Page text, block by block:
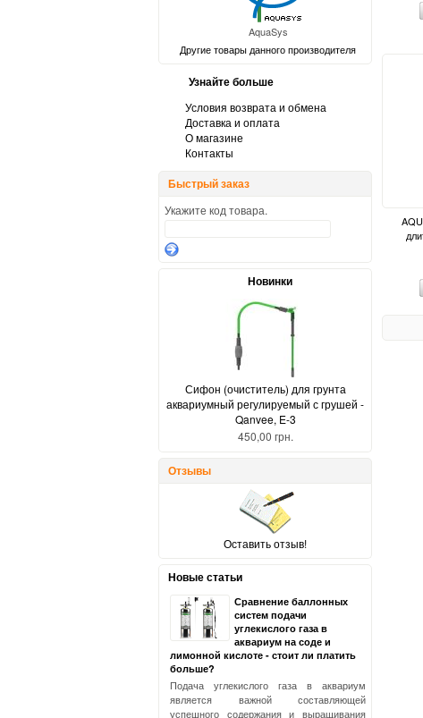
AquaSys
Другие товары данного производителя
Узнайте больше
Условия возврата и обмена
Доставка и оплата
О магазине
Контакты
Быстрый заказ
Укажите код товара.
Новинки
Сифон (очиститель) для грунта
аквариумный регулируемый с грушей -
Qanvee, E-3
450,00 грн.
Отзывы
Оставить отзыв!
Новые статьи
Сравнение баллонных
систем подачи
углекислого газа в
аквариум на соде и
лимонной кислоте - стоит ли платить
больше?
Подача углекислого газа в аквариум
является важной составляющей
успешного содержания и выращивания